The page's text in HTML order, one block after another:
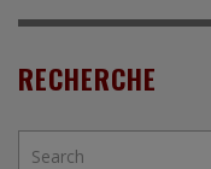
RECHERCHE